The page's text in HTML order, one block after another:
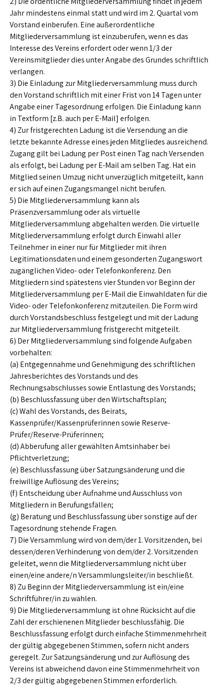
Jahr mindestens einmal statt und wird im 2. Quartal vom
Vorstand einberufen. Eine außerordentliche
Mitgliederversammlung ist einzuberufen, wenn es das
Interesse des Vereins erfordert oder wenn 1/3 der
Vereinsmitglieder dies unter Angabe des Grundes schriftlich
verlangen.
3) Die Einladung zur Mitgliederversammlung muss durch
den Vorstand schriftlich mit einer Frist von 14 Tagen unter
Angabe einer Tagesordnung erfolgen. Die Einladung kann
in Textform [z.B. auch per E-Mail] erfolgen.
4) Zur fristgerechten Ladung ist die Versendung an die
letzte bekannte Adresse eines jeden Mitgliedes ausreichend.
Zugang gilt bei Ladung per Post einen Tag nach Versenden
als erfolgt, bei Ladung per E-Mail am selben Tag. Hat ein
Mitglied seinen Umzug nicht unverzüglich mitgeteilt, kann
er sich auf einen Zugangsmangel nicht berufen.
5) Die Mitgliederversammlung kann als
Präsenzversammlung oder als virtuelle
Mitgliederversammlung abgehalten werden. Die virtuelle
Mitgliederversammlung erfolgt durch Einwahl aller
Teilnehmer in einer nur für Mitglieder mit ihren
Legitimationsdaten und einem gesonderten Zugangswort
zugänglichen Video- oder Telefonkonferenz. Den
Mitgliedern sind spätestens vier Stunden vor Beginn der
Mitgliederversammlung per E-Mail die Einwahldaten für die
Video- oder Telefonkonferenz mitzuteilen. Die Form wird
durch Vorstandsbeschluss festgelegt und mit der Ladung
zur Mitgliederversammlung fristgerecht mitgeteilt.
6) Der Mitgliederversammlung sind folgende Aufgaben
vorbehalten:
(a) Entgegennahme und Genehmigung des schriftlichen
Jahresberichtes des Vorstands und des
Rechnungsabschlusses sowie Entlastung des Vorstands;
(b) Beschlussfassung über den Wirtschaftsplan;
(c) Wahl des Vorstands, des Beirats,
Kassenprüfer/Kassenprüferinnen sowie Reserve-
Prüfer/Reserve-Prüferinnen;
(d) Abberufung aller gewählten Amtsinhaber bei
Pflichtverletzung;
(e) Beschlussfassung über Satzungsänderung und die
freiwillige Auflösung des Vereins;
(f) Entscheidung über Aufnahme und Ausschluss von
Mitgliedern in Berufungsfällen;
(g) Beratung und Beschlussfassung über sonstige auf der
Tagesordnung stehende Fragen.
7) Die Versammlung wird von dem/der 1. Vorsitzenden, bei
dessen/deren Verhinderung von dem/der 2. Vorsitzenden
geleitet, wenn die Mitgliederversammlung nicht über
einen/eine andere/n Versammlungsleiter/in beschließt.
8) Zu Beginn der Mitgliederversammlung ist ein/eine
Schriftführer/in zu wählen.
9) Die Mitgliederversammlung ist ohne Rücksicht auf die
Zahl der erschienenen Mitglieder beschlussfähig. Die
Beschlussfassung erfolgt durch einfache Stimmenmehrheit
der gültig abgegebenen Stimmen, sofern nicht anders
geregelt. Zur Satzungsänderung und zur Auflösung des
Vereins ist abweichend davon eine Stimmenmehrheit von
2/3 der gültig abgegebenen Stimmen erforderlich.